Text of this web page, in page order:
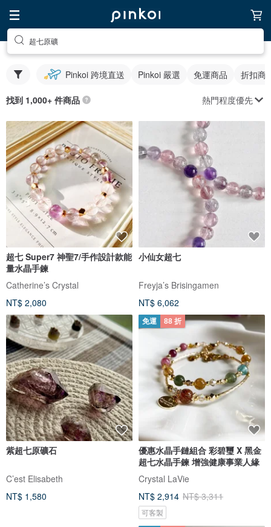
超七原礦
Pinkoi 跨境直送 Pinkoi 嚴選 免運商品 折扣商
找到 1,000+ 件商品 熱門程度優先
超七 Super7 神聖7/手作設計款能
量水晶手鍊
Catherine’s Crystal
NT$ 2,080
小仙女超七
Freyja’s Brisingamen
NT$ 6,062
紫超七原礦石
C’est Elisabeth
NT$ 1,580
免運 88 折
優惠水晶手鏈組合 彩碧璽 X 黑金
超七水晶手鍊 增強健康事業人緣
Crystal LaVie
NT$ 2,914 NT$ 3,311
可客製